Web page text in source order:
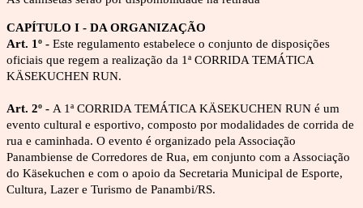
CAPÍTULO I - DA ORGANIZAÇÃO
Art. 1º - Este regulamento estabelece o conjunto de disposições
oficiais que regem a realização da 1ª CORRIDA TEMÁTICA
KÄSEKUCHEN RUN.
Art. 2º - A 1ª CORRIDA TEMÁTICA KÄSEKUCHEN RUN é um
evento cultural e esportivo, composto por modalidades de corrida de
rua e caminhada. O evento é organizado pela Associação
Panambiense de Corredores de Rua, em conjunto com a Associação
do Käsekuchen e com o apoio da Secretaria Municipal de Esporte,
Cultura, Lazer e Turismo de Panambi/RS.